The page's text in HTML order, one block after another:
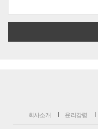
회사소개 윤리강령